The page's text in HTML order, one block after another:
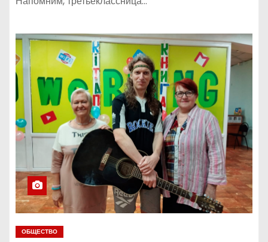
ОБЩЕСТВО